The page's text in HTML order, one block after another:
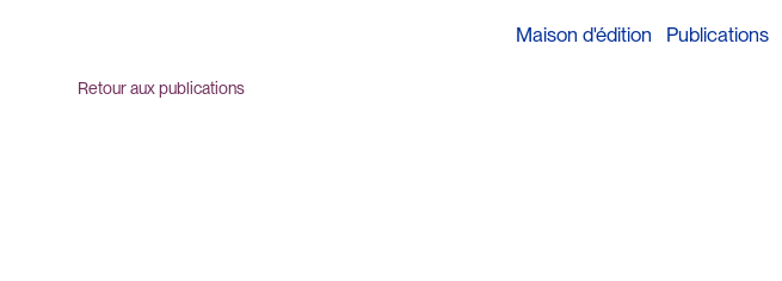
Maison d'édition Publications
Retour aux publications